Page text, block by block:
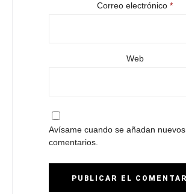
Correo electrónico *
Web
Avísame cuando se añadan nuevos
comentarios.